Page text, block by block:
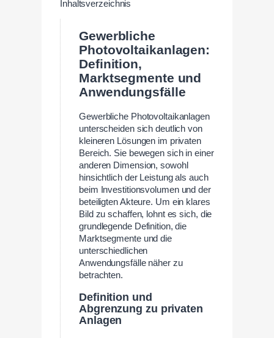
Inhaltsverzeichnis
Gewerbliche
Photovoltaikanlagen:
Definition,
Marktsegmente und
Anwendungsfälle
Gewerbliche Photovoltaikanlagen
unterscheiden sich deutlich von
kleineren Lösungen im privaten
Bereich. Sie bewegen sich in einer
anderen Dimension, sowohl
hinsichtlich der Leistung als auch
beim Investitionsvolumen und der
beteiligten Akteure. Um ein klares
Bild zu schaffen, lohnt es sich, die
grundlegende Definition, die
Marktsegmente und die
unterschiedlichen
Anwendungsfälle näher zu
betrachten.
Definition und
Abgrenzung zu privaten
Anlagen